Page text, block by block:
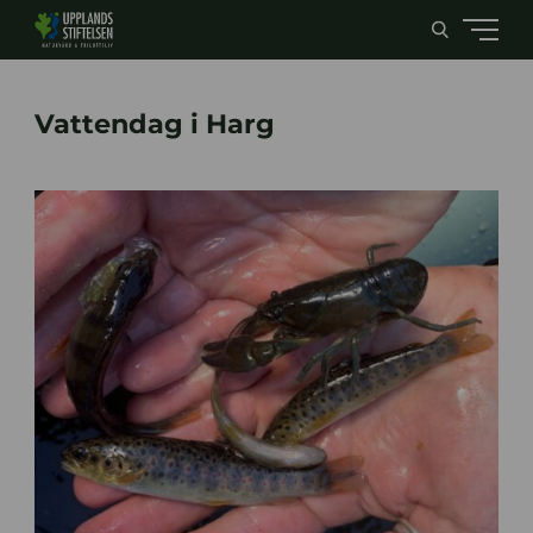
Vattendag i Harg